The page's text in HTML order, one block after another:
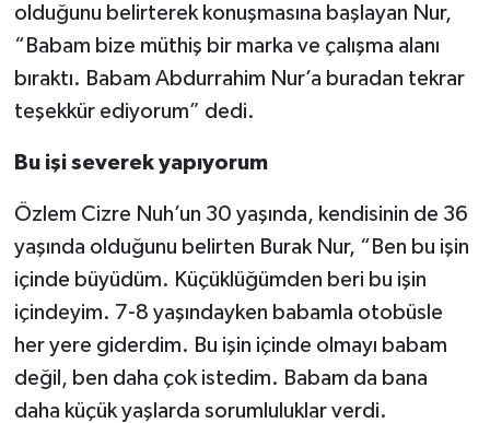
olduğunu belirterek konuşmasına başlayan Nur,
“Babam bize müthiş bir marka ve çalışma alanı
bıraktı. Babam Abdurrahim Nur’a buradan tekrar
teşekkür ediyorum” dedi.
Bu işi severek yapıyorum
Özlem Cizre Nuh’un 30 yaşında, kendisinin de 36
yaşında olduğunu belirten Burak Nur, “Ben bu işin
içinde büyüdüm. Küçüklüğümden beri bu işin
içindeyim. 7-8 yaşındayken babamla otobüsle
her yere giderdim. Bu işin içinde olmayı babam
değil, ben daha çok istedim. Babam da bana
daha küçük yaşlarda sorumluluklar verdi.